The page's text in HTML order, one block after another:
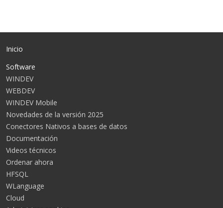
Inicio
Software
WINDEV
WEBDEV
WINDEV Mobile
Novedades de la versión 2025
Conectores Nativos a bases de datos
Documentación
Videos técnicos
Ordenar ahora
HFSQL
WLanguage
Cloud